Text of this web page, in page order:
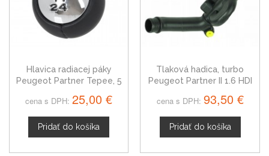
Hlavica radiacej páky
Peugeot Partner Tepee, 5
čierna schéma
cena s DPH: 25,00 €
Pridať do košíka
Tlaková hadica, turbo
Peugeot Partner II 1.6 HDI
cena s DPH: 93,50 €
Pridať do košíka